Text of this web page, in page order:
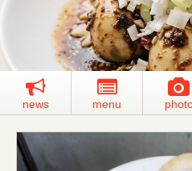
news menu